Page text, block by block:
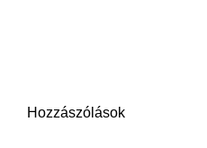
Hozzászólások